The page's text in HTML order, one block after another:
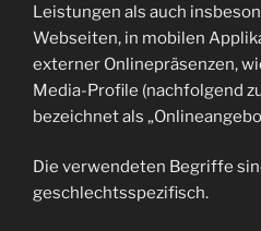
Leistungen als auch
Webseiten, in mobilen
externer Onlinepräsenzen,
Media-Profile (nachfolgend
bezeichnet als
Die verwendeten Begriffe
geschlechtsspezifisch.